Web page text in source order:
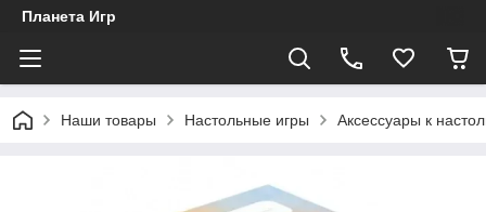
Планета Игр
Наши товары Настольные игры Аксессуары к